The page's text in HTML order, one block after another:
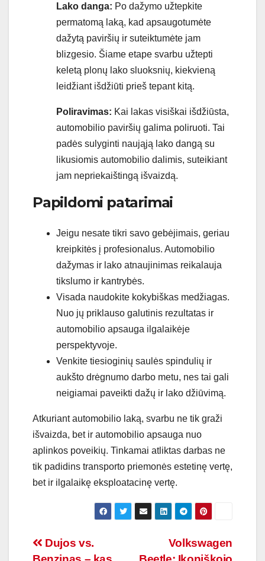
Lako danga: Po dažymo užtepkite
permatomą laką, kad apsaugotumėte
dažytą paviršių ir suteiktumėte jam
blizgesio. Šiame etape svarbu užtepti
keletą plonų lako sluoksnių, kiekvieną
leidžiant išdžiūti prieš tepant kitą.
Poliravimas: Kai lakas visiškai išdžiūsta,
automobilio paviršių galima poliruoti. Tai
padės sulyginti naująją lako dangą su
likusiomis automobilio dalimis, suteikiant
jam nepriekaištingą išvaizdą.
Papildomi patarimai
Jeigu nesate tikri savo gebėjimais, geriau
kreipkitės į profesionalus. Automobilio
dažymas ir lako atnaujinimas reikalauja
tikslumo ir kantrybės.
Visada naudokite kokybiškas medžiagas.
Nuo jų priklauso galutinis rezultatas ir
automobilio apsauga ilgalaikėje
perspektyvoje.
Venkite tiesioginių saulės spindulių ir
aukšto drėgnumo darbo metu, nes tai gali
neigiamai paveikti dažų ir lako džiūvimą.
Atkuriant automobilio laką, svarbu ne tik graži
išvaizda, bet ir automobilio apsauga nuo
aplinkos poveikių. Tinkamai atliktas darbas ne
tik padidins transporto priemonės estetinę vertę,
bet ir ilgalaikę eksploatacinę vertę.
Navigacija
Volkswagen
Dujos vs.